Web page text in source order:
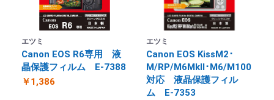
エツミ
Canon EOS R6専用 液
晶保護フィルム E-7388
￥1,386
エツミ
Canon EOS KissM2･
M/RP/M6MkⅡ･M6/M100
対応 液晶保護フィル
ム E-7353